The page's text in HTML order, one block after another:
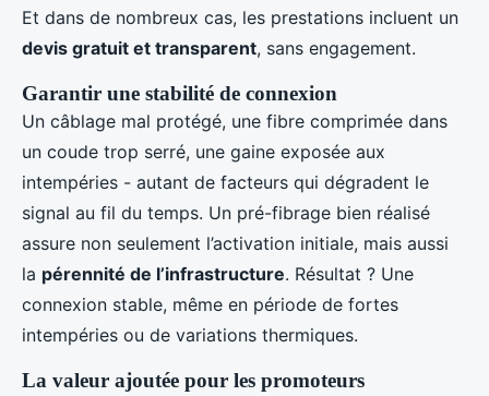
Et dans de nombreux cas, les prestations incluent un
devis gratuit et transparent, sans engagement.
Garantir une stabilité de connexion
Un câblage mal protégé, une fibre comprimée dans
un coude trop serré, une gaine exposée aux
intempéries - autant de facteurs qui dégradent le
signal au fil du temps. Un pré-fibrage bien réalisé
assure non seulement l’activation initiale, mais aussi
la pérennité de l’infrastructure. Résultat ? Une
connexion stable, même en période de fortes
intempéries ou de variations thermiques.
La valeur ajoutée pour les promoteurs